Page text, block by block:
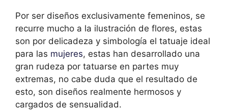
Por ser diseños exclusivamente femeninos, se
recurre mucho a la ilustración de flores, estas
son por delicadeza y simbología el tatuaje ideal
para las mujeres, estas han desarrollado una
gran rudeza por tatuarse en partes muy
extremas, no cabe duda que el resultado de
esto, son diseños realmente hermosos y
cargados de sensualidad.